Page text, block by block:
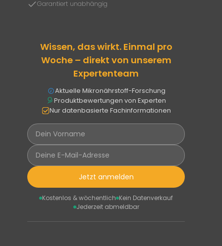
Garantiert unabhängig
Wissen, das wirkt. Einmal pro
Woche – direkt von unserem
Expertenteam
Aktuelle Mikronährstoff-Forschung
Produktbewertungen von Experten
Nur datenbasierte Fachinformationen
Jetzt anmelden
Kostenlos & wöchentlich Kein Datenverkauf
Jederzeit abmeldbar